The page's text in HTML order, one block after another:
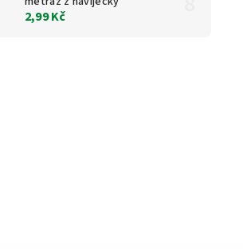
2,99 Kč